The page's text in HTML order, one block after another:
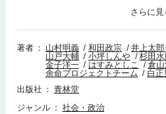
の「おかしさ」 井上太郎@kaminoishi
共産党と対峙する[超党派座談会]大岡
義・倉山満 消費増税による経済停滞
る、神武天皇「二千六百年大祭」 宇田
「中国孤立化」の陰謀はすみとしこの
孫向文 「中国人が見た 日本共産党が
ミと日教組が隠していたニッポンの歴
慰安婦が戦争被害者!? 在日三世
著者 山村明義 和田政宗
井上太郎
山戸大輔
小坪しんや 杉田水
金子洋一
はすみとしこ 倉
余命プロジェクトチーム
白正
出版社
青林堂
ジャンル
社会・政治